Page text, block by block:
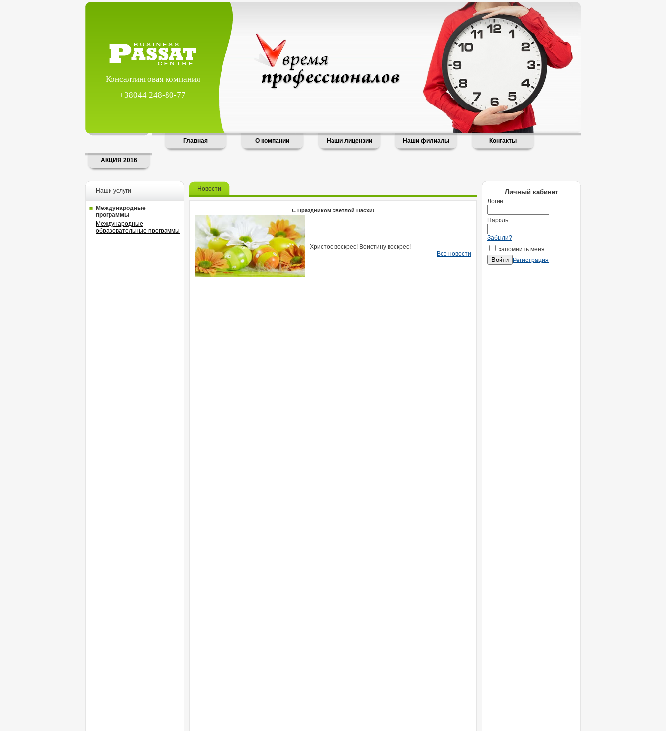
Консалтинговая компания
+38044 248-80-77
Главная О компании Наши лицензии Наши филиалы Контакты
АКЦИЯ 2016
Наши услуги
Международные
программы
Международные
образовательные программы
Новости
С Праздником светлой Пасхи!
Христос воскрес! Воистину воскрес!
Все новости
Личный кабинет
Логин:
Пароль:
Забыли?
запомнить меня
Регистрация